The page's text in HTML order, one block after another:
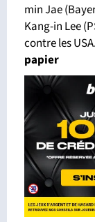
min Jae
Kang-in Lee
contre les USA.
papier